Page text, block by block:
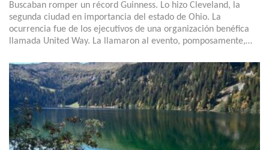
Buscaban romper un récord Guinness. Lo hizo Cleveland, la
segunda ciudad en importancia del estado de Ohio. La
ocurrencia fue de los ejecutivos de una organización benéfica
llamada United Way. La llamaron al evento, pomposamente,…